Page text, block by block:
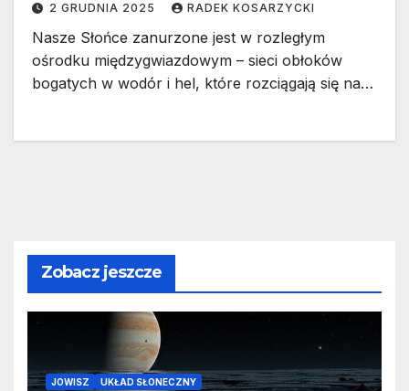
2 GRUDNIA 2025 RADEK KOSARZYCKI
Nasze Słońce zanurzone jest w rozległym
ośrodku międzygwiazdowym – sieci obłoków
bogatych w wodór i hel, które rozciągają się na…
Zobacz jeszcze
JOWISZ UKŁAD SŁONECZNY